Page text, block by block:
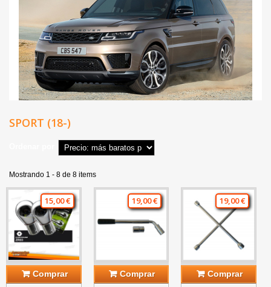
SPORT (18-)
Mostrando 1 - 8 de 8 items
15,00 €
Comprar
19,00 €
Comprar
19,00 €
Comprar